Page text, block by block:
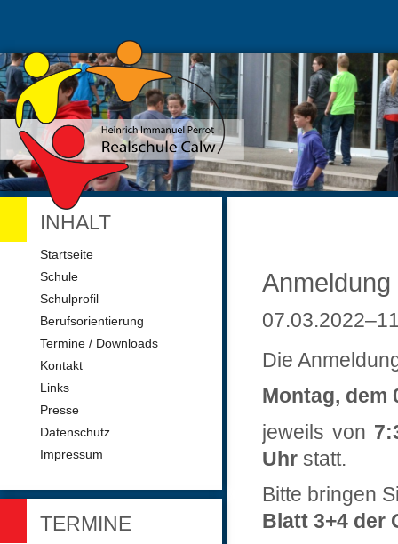
Die
Montag, dem
jeweils von
Uhr statt.
Bitte bringen
Blatt 3+4 der
INHALT
Navigation
Startseite
Schule
Schulprofil
Berufsorientierung
Termine / Downloads
Kontakt
Links
Presse
Datenschutz
Impressum
TERMINE